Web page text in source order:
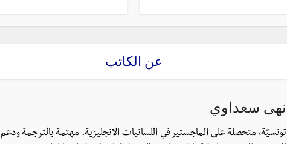
عن الكاتب
نهى سعداوي
تونسيّة، متحصلة على الماجستير في اللسانيات الانجليزية. مهتمة بالترجمة ودعم